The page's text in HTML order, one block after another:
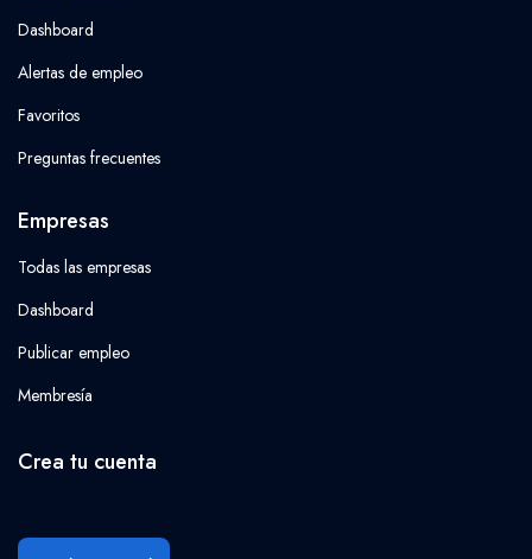
Dashboard
Alertas de empleo
Favoritos
Preguntas frecuentes
Empresas
Todas las empresas
Dashboard
Publicar empleo
Membresía
Crea tu cuenta